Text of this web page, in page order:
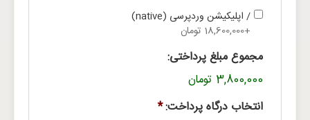
/ اپلیکیشن وردپرسی (native)
+18,600,000 تومان
مجموع مبلغ پرداختی:
3,800,000 تومان
انتخاب درگاه پرداخت:*